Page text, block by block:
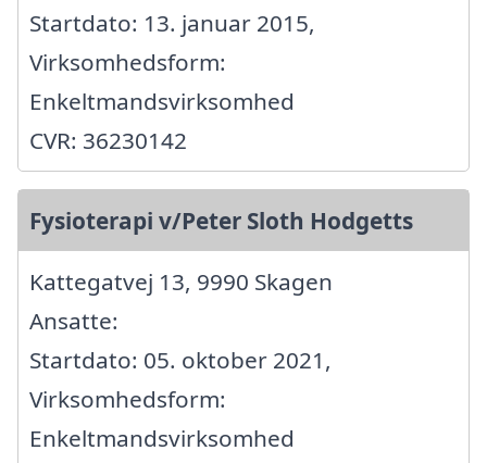
Startdato: 13. januar 2015,
Virksomhedsform:
Enkeltmandsvirksomhed
CVR: 36230142
Fysioterapi v/Peter Sloth Hodgetts
Kattegatvej 13, 9990 Skagen
Ansatte:
Startdato: 05. oktober 2021,
Virksomhedsform:
Enkeltmandsvirksomhed